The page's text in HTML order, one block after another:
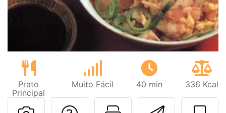
Prato
Principal
Muito Fácil 40 min 336 Kcal